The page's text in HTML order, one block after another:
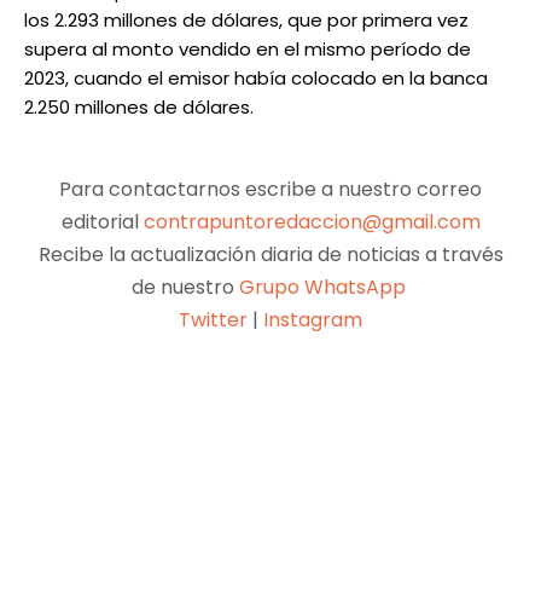
los 2.293 millones de dólares, que por primera vez
supera al monto vendido en el mismo período de
2023, cuando el emisor había colocado en la banca
2.250 millones de dólares.
Para contactarnos escribe a nuestro correo
editorialcontrapuntoredaccion@gmail.com
Recibe la actualización diaria de noticias a través
de nuestro Grupo WhatsApp
Twitter | Instagram